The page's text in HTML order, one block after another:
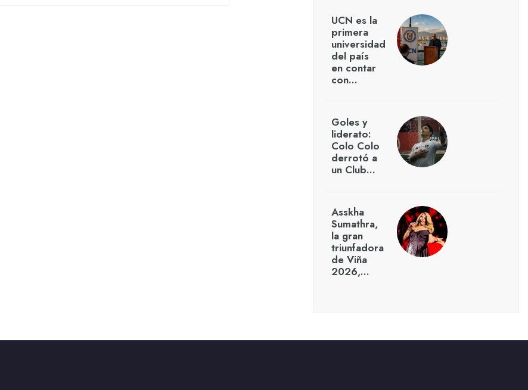
UCN es la
primera
universidad
del país
en contar
con…
Goles y
liderato:
Colo Colo
derrotó a
un Club…
Asskha
Sumathra,
la gran
triunfadora
de Viña
2026,…